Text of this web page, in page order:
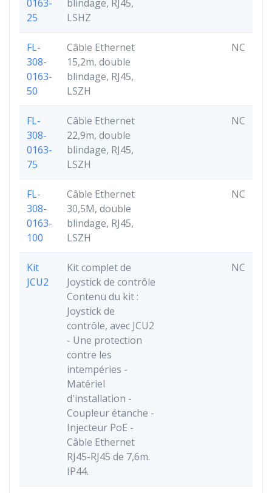
0163-
25
blindage, RJ45,
LSHZ
FL-
308-
0163-
50
Câble Ethernet
15,2m, double
blindage, RJ45,
LSZH
NC
FL-
308-
0163-
75
Câble Ethernet
22,9m, double
blindage, RJ45,
LSZH
NC
FL-
308-
0163-
100
Câble Ethernet
30,5M, double
blindage, RJ45,
LSZH
NC
Kit
JCU2
Kit complet de
Joystick de contrôle
Contenu du kit :
Joystick de
contrôle, avec JCU2
- Une protection
contre les
intempéries -
Matériel
d'installation -
Coupleur étanche -
Injecteur PoE -
Câble Ethernet
RJ45-RJ45 de 7,6m.
IP44.
NC